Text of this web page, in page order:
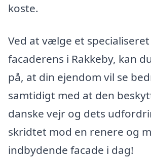
koste.
Ved at vælge et
facaderens i Rakkeby, kan
på, at din ejendom vil se
samtidigt med at den
danske vejr og dets
skridtet mod en renere og
indbydende facade i dag!